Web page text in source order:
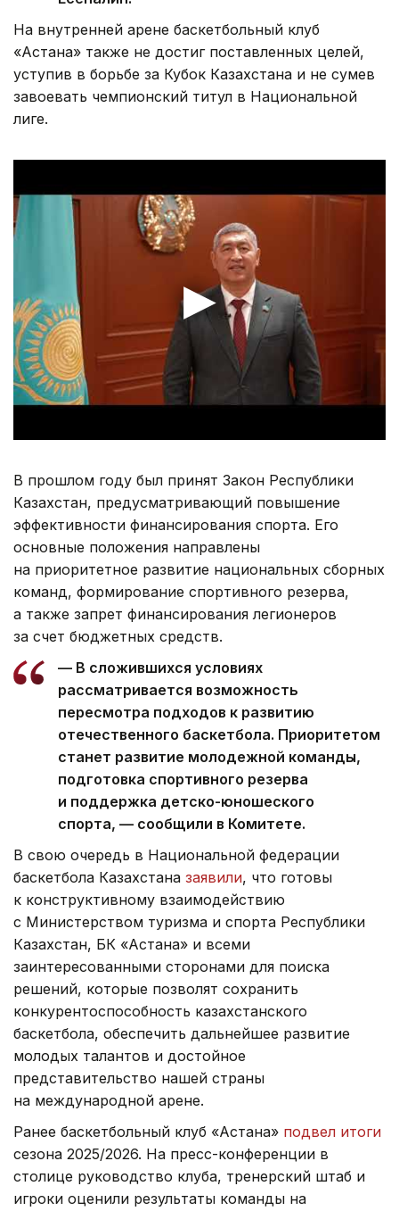
На внутренней арене баскетбольный клуб
«Астана» также не достиг поставленных целей,
уступив в борьбе за Кубок Казахстана и не сумев
завоевать чемпионский титул в Национальной
лиге.
В прошлом году был принят Закон Республики
Казахстан, предусматривающий повышение
эффективности финансирования спорта. Его
основные положения направлены
на приоритетное развитие национальных сборных
команд, формирование спортивного резерва,
а также запрет финансирования легионеров
за счет бюджетных средств.
— В сложившихся условиях
рассматривается возможность
пересмотра подходов к развитию
отечественного баскетбола. Приоритетом
станет развитие молодежной команды,
подготовка спортивного резерва
и поддержка детско-юношеского
спорта, — сообщили в Комитете.
В свою очередь в Национальной федерации
баскетбола Казахстана заявили, что готовы
к конструктивному взаимодействию
с Министерством туризма и спорта Республики
Казахстан, БК «Астана» и всеми
заинтересованными сторонами для поиска
решений, которые позволят сохранить
конкурентоспособность казахстанского
баскетбола, обеспечить дальнейшее развитие
молодых талантов и достойное
представительство нашей страны
на международной арене.
Ранее баскетбольный клуб «Астана» подвел итоги
сезона 2025/2026. На пресс-конференции в
столице руководство клуба, тренерский штаб и
игроки оценили результаты команды на